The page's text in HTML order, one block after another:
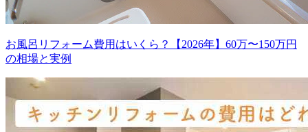
お風呂リフォーム費用はいくら？【2026年】60万〜150万円
の相場と実例